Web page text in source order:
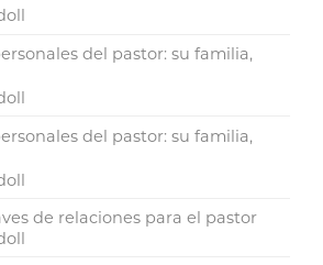
del pastor: su familia,
del pastor: su familia,
de relaciones para el pastor